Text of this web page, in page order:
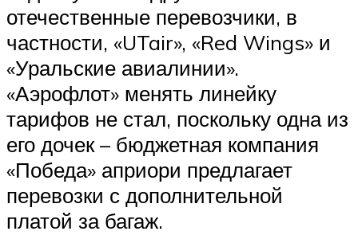
отечественные перевозчики, в
частности, «UTair», «Red Wings» и
«Уральские авиалинии».
«Аэрофлот» менять линейку
тарифов не стал, поскольку одна из
его дочек – бюджетная компания
«Победа» априори предлагает
перевозки с дополнительной
платой за багаж.